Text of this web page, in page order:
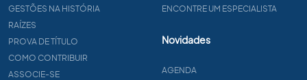
GESTÕES NA HISTÓRIA
RAÍZES
PROVA DE TÍTULO
COMO CONTRIBUIR
ASSOCIE-SE
ENCONTRE UM ESPECIALISTA
Novidades
AGENDA